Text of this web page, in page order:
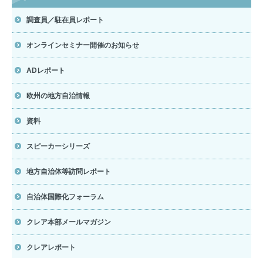
調査員／駐在員レポート
オンラインセミナー開催のお知らせ
ADレポート
欧州の地方自治情報
資料
スピーカーシリーズ
地方自治体等訪問レポート
自治体国際化フォーラム
クレア本部メールマガジン
クレアレポート